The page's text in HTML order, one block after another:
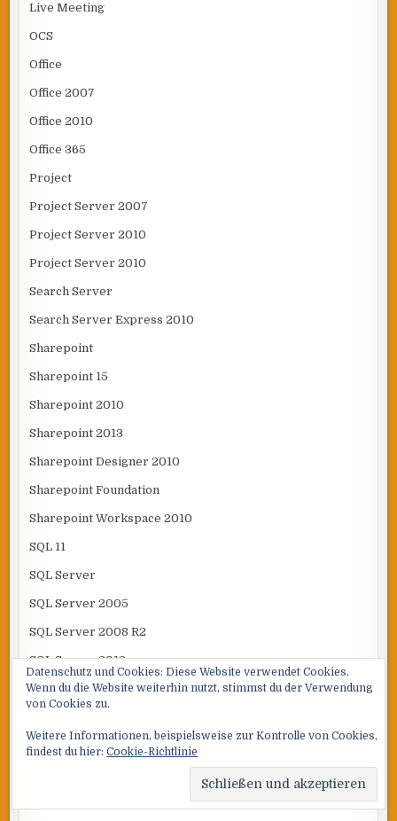
Live Meeting
OCS
Office
Office 2007
Office 2010
Office 365
Project
Project Server 2007
Project Server 2010
Project Server 2010
Search Server
Search Server Express 2010
Sharepoint
Sharepoint 15
Sharepoint 2010
Sharepoint 2013
Sharepoint Designer 2010
Sharepoint Foundation
Sharepoint Workspace 2010
SQL 11
SQL Server
SQL Server 2005
SQL Server 2008 R2
SQL Server 2012
SQL Server 2014
SQL Server 2019
Datenschutz und Cookies: Diese Website verwendet Cookies.
Wenn du die Website weiterhin nutzt, stimmst du der Verwendung
von Cookies zu.
Weitere Informationen, beispielsweise zur Kontrolle von Cookies,
findest du hier: Cookie-Richtlinie